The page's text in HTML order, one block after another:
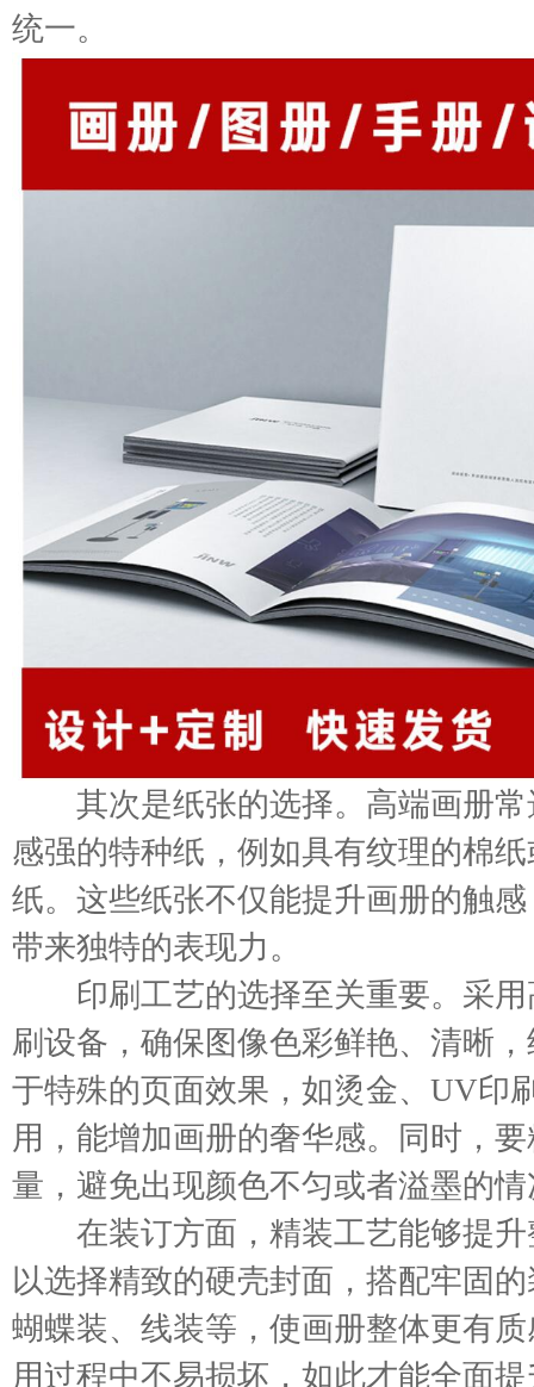
统一。
其次是纸张的选择。高端画册常
感强的特种纸，例如具有纹理的棉
纸。这些纸张不仅能提升画册的触
带来独特的表现力。
印刷工艺的选择至关重要。采用
刷设备，确保图像色彩鲜艳、清晰
于特殊的页面效果，如烫金、UV印
用，能增加画册的奢华感。同时，
量，避免出现颜色不匀或者溢墨的
在装订方面，精装工艺能够提升
以选择精致的硬壳封面，搭配牢固
蝴蝶装、线装等，使画册整体更有
用过程中不易损坏，如此才能全面